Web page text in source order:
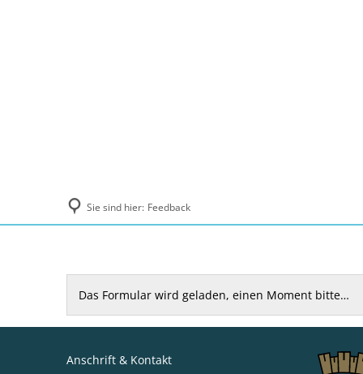
Sie sind hier: Feedback
FeedbackDas Formular wird geladen, einen Moment bitte…
Anschrift & Kontakt